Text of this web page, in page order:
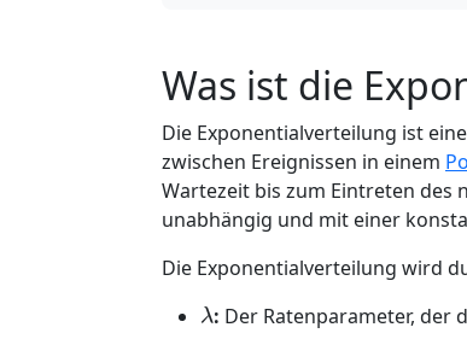
Was ist die
Die Exponentialverteilung ist
zwischen Ereignissen in einem
Wartezeit bis zum Eintreten des
unabhängig und mit einer
Die Exponentialverteilung wird
λ
: Der Ratenparameter, der